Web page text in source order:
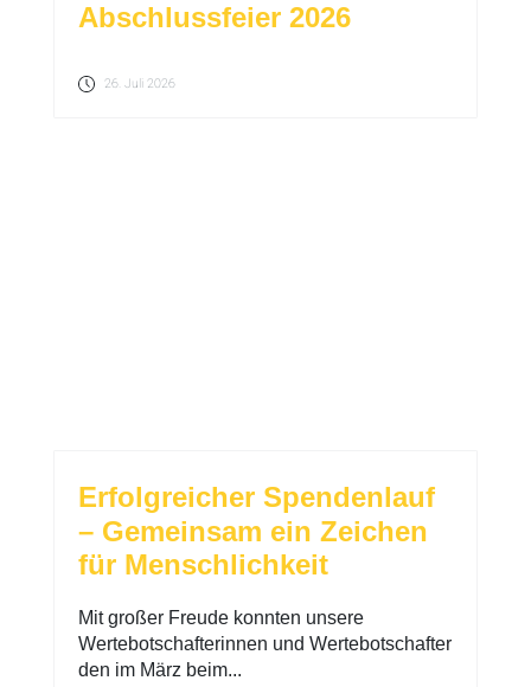
Abschlussfeier 2026
26. Juli 2026
Erfolgreicher Spendenlauf
– Gemeinsam ein Zeichen
für Menschlichkeit
Mit großer Freude konnten unsere
Wertebotschafterinnen und Wertebotschafter
den im März beim...